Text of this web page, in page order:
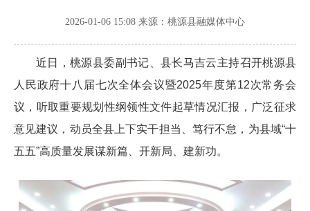
2026-01-06 15:08 来源：桃源县融媒体中心
近日，桃源县委副书记、县长马吉云主持召开桃源县
人民政府十八届七次全体会议暨2025年度第12次常务会
议，听取重要规划性纲领性文件起草情况汇报，广泛征求
意见建议，动员全县上下实干担当、笃行不怠，为县域“十
五五”高质量发展谋新篇、开新局、建新功。